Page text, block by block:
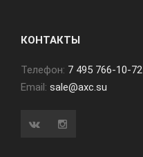
КОНТАКТЫ
Телефон: 7 495 766-10-72
Email: sale@axc.su